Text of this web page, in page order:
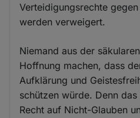
Verteidigungsrechte
werden verweigert.
Niemand aus der
Hoffnung machen, dass
Aufklärung und
schützen würde. Denn
Recht auf Nicht-Glauben